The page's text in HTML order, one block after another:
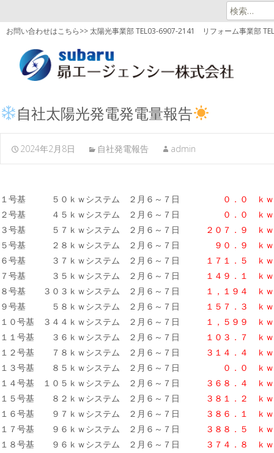
検
索:
お問い合わせはこちら>> 太陽光事業部 TEL03-6907-2141 リフォーム事業部
自社太陽光発電発電量報告
2024年2月8日 自社発電報告 admin
１号基 ５０ｋｗシステム ２月６～７日
０．０ ｋｗ
２号基 ４５ｋｗシステム ２月６～７日
０．０ ｋｗ
３号基 ５７ｋｗシステム ２月６～７日
２０７．９
ｋｗ
５号基 ２８ｋｗシステム ２月６～７日
９０．９ ｋｗ
６号基 ３７ｋｗシステム ２月６～７日
１７１．５
ｋｗ
７号基 ３５ｋｗシステム ２月６～７日
１４９．１ ｋｗ
８号基 ３０３ｋｗシステム ２月６～７日
１，１９４ ｋｗ
９号基 ５８ｋｗシステム ２月６～７日
１５７．３ ｋｗ
１０号基 ３４４ｋｗシステム ２月６～７日
１，５９９ ｋｗ
１１号基 ３６ｋｗシステム ２月６～７日
１０３．７ ｋｗ
１２号基 ７８ｋｗシステム ２月６～７日
３１４．４ ｋｗ
１３号基 ８５ｋｗシステム ２月６～７日
０．０ ｋｗ
１４号基 １０５ｋｗシステム ２月６～７日
３６８．４ ｋｗ
１５号基 ８２ｋｗシステム ２月６～７日
３８１．２ ｋ ｗ
１６号基 ９７ｋｗシステム ２月６～７日
３８６．１ ｋｗ
１７号基 ９６ｋｗシステム ２月６～７日
３８８．５ ｋｗ
１８号基 ９６ｋｗシステム ２月６～７日
３７４．８ ｋｗ